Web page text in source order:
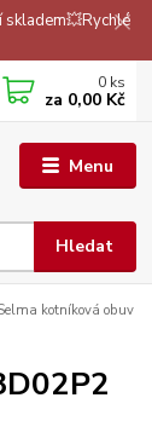
Menu
Hledat
0 ks
za 0,00 Kč
kotníková obuv